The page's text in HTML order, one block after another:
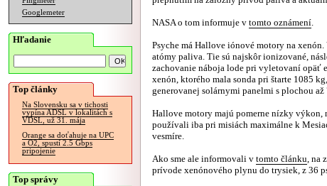
Googlemeter
Hľadanie
Top články
Na Slovensku sa v tichosti
vypína ADSL v lokalitách s
VDSL, už 31. mája
Orange sa doťahuje na UPC
a O2, spustí 2.5 Gbps
pripojenie
Top správy
NASA o tom informuje v tomto oznámení.
Psyche má Hallove iónové motory na
atómy paliva. Tie sú najskôr ionizované,
zachovanie náboja lode pri vyletovaní opäť
xenón, ktorého mala sonda pri štarte 1085
generovanej solárnymi panelmi s plochou
Hallove motory majú pomerne nízky výkon,
používali iba pri misiách maximálne k
vesmíre.
Ako sme ale informovali v tomto článku, na
prívode xenónového plynu do trysiek, z 36